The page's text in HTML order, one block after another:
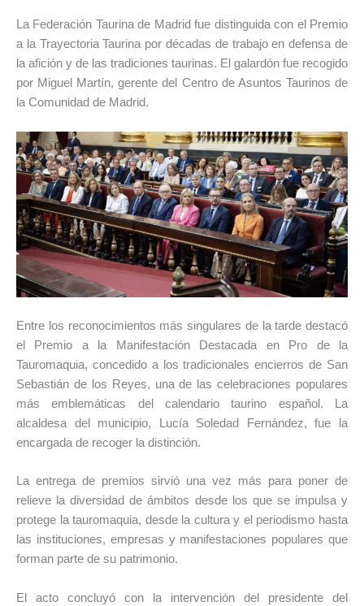
La Federación Taurina de Madrid fue distinguida con el Premio
a la Trayectoria Taurina por décadas de trabajo en defensa de
la afición y de las tradiciones taurinas. El galardón fue recogido
por Miguel Martín, gerente del Centro de Asuntos Taurinos de
la Comunidad de Madrid.
Entre los reconocimientos más singulares de la tarde destacó
el Premio a la Manifestación Destacada en Pro de la
Tauromaquia, concedido a los tradicionales encierros de San
Sebastián de los Reyes, una de las celebraciones populares
más emblemáticas del calendario taurino español. La
alcaldesa del municipio, Lucía Soledad Fernández, fue la
encargada de recoger la distinción.
La entrega de premios sirvió una vez más para poner de
relieve la diversidad de ámbitos desde los que se impulsa y
protege la tauromaquia, desde la cultura y el periodismo hasta
las instituciones, empresas y manifestaciones populares que
forman parte de su patrimonio.
El acto concluyó con la intervención del presidente del